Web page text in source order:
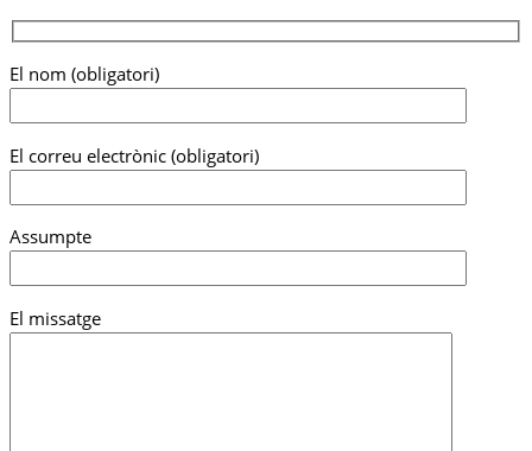
El nom (obligatori)
El correu electrònic (obligatori)
Assumpte
El missatge